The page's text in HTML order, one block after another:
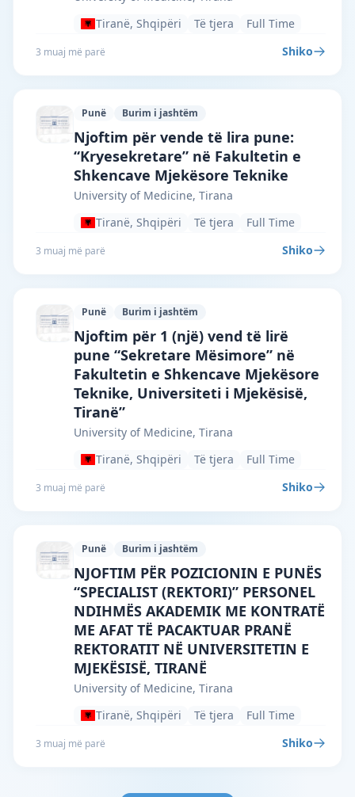
Tiranë, Shqipëri
Të tjera Full Time
3 muaj më parë Shiko
Punë Burim i jashtëm
University of Medicine, Tirana · Tiranë
Njoftim për vende të lira pune:
“Kryesekretare” në Fakultetin e
Shkencave Mjekësore Teknike
University of Medicine, Tirana
Tiranë, Shqipëri
Të tjera Full Time
3 muaj më parë Shiko
Punë Burim i jashtëm
University of Medicine, Tirana · Tiranë
Njoftim për 1 (një) vend të lirë
pune “Sekretare Mësimore” në
Fakultetin e Shkencave Mjekësore
Teknike, Universiteti i Mjekësisë,
Tiranë”
University of Medicine, Tirana
Tiranë, Shqipëri
Të tjera Full Time
3 muaj më parë Shiko
Punë Burim i jashtëm
University of Medicine, Tirana · Tiranë
NJOFTIM PËR POZICIONIN E PUNËS
“SPECIALIST (REKTORI)” PERSONEL
NDIHMËS AKADEMIK ME KONTRATË
ME AFAT TË PACAKTUAR PRANË
REKTORATIT NË UNIVERSITETIN E
MJEKËSISË, TIRANË
University of Medicine, Tirana
Tiranë, Shqipëri
Të tjera Full Time
3 muaj më parë Shiko